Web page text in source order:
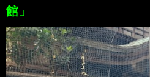
館」